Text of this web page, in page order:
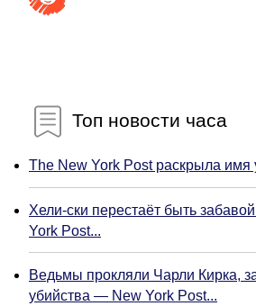
Топ новости часа
The New York Post раскрыла имя
Хели-ски перестаёт быть
York Post...
Ведьмы прокляли Чарли Кирка,
убийства — New York Post...